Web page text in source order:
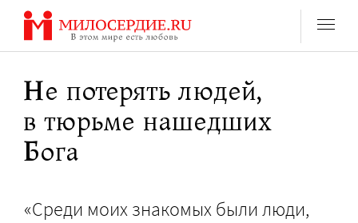
Перейти
содержанию
Не потерять людей,
в тюрьме нашедших
Бога
«Среди моих знакомых были люди,